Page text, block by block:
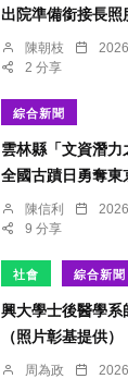
出院準備銜接長照
陳朝枝
2 分享
綜合新聞
雲林縣「文資潛
全國古蹟日勇奪東
陳信利
9 分享
社會 綜合新聞
興大學士後醫學系
（照片彰基提供）
周為政